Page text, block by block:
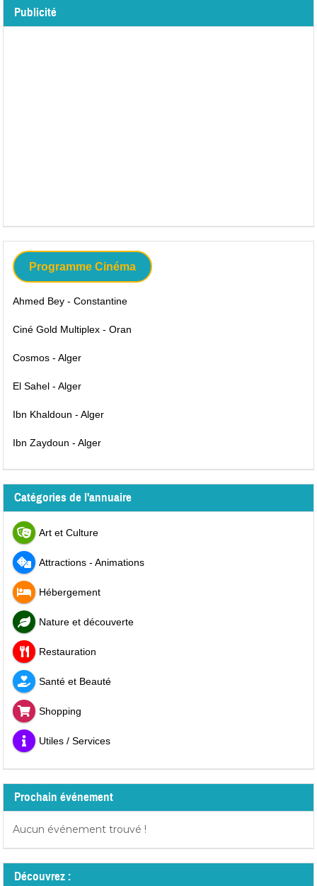
Publicité
Programme Cinéma
Ahmed Bey - Constantine
Ciné Gold Multiplex - Oran
Cosmos - Alger
El Sahel - Alger
Ibn Khaldoun - Alger
Ibn Zaydoun - Alger
Catégories de l'annuaire
Art et Culture
Attractions - Animations
Hébergement
Nature et découverte
Restauration
Santé et Beauté
Shopping
Utiles / Services
Prochain événement
Aucun événement trouvé !
Découvrez :